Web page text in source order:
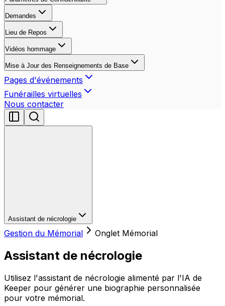
Demandes
Lieu de Repos
Vidéos hommage
Mise à Jour des Renseignements de Base
Pages d'événements
Funérailles virtuelles
Nous contacter
Assistant de nécrologie
Gestion du Mémorial Onglet Mémorial
Assistant de nécrologie
Utilisez l'assistant de nécrologie alimenté par l'IA de
Keeper pour générer une biographie personnalisée
pour votre mémorial.